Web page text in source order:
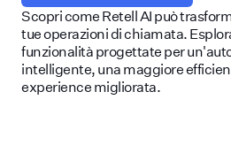
Scopri come Retell AI può
tue operazioni di chiamata.
funzionalità progettate per
intelligente, una maggiore
experience migliorata.